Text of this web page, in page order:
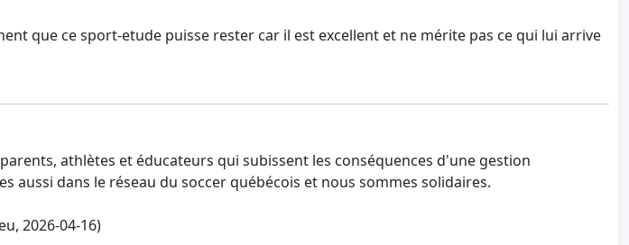
que ce sport-etude puisse rester car il est excellent et ne mérite pas ce qui lui arrive
athlètes et éducateurs qui subissent les conséquences d'une gestion
aussi dans le réseau du soccer québécois et nous sommes solidaires.
2026-04-16)